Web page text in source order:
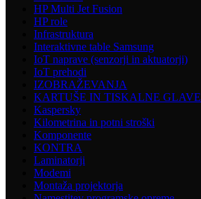
HP Multi Jet Fusion
HP role
Infrastruktura
Interaktivne table Samsung
IoT naprave (senzorji in aktuatorji)
IoT prehodi
IZOBRAŽEVANJA
KARTUŠE IN TISKALNE GLAVE
Kaspersky
Kilometrina in potni stroški
Komponente
KONTRA
Laminatorji
Modemi
Montaža projektorja